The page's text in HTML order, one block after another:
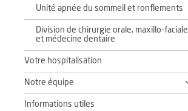
Unité apnée du sommeil et ronflements
Division de chirurgie orale, maxillo-faciale
et médecine dentaire
Votre hospitalisation
Notre équipe
Informations utiles